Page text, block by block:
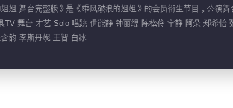
姐 舞台完整版》是《乘风破浪的姐姐》的会员衍生节目，公演
TV 舞台 才艺 Solo 唱跳 伊能静 钟丽缇 陈松伶 宁静 阿朵 郑希
韵 李斯丹妮 王智 白冰